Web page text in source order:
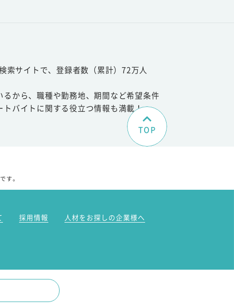
索サイトで、登録者数（累計）72万人
から、職種や勤務地、期間など希望条件
バイトに関する役立つ情報も満載！
TOP
す。
採用情報
人材をお探しの企業様へ